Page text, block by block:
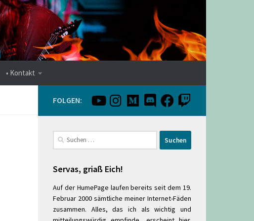
• Kontakt
FOLGEN:
Suchen
nach:
Servas, griaß Eich!
Auf der HumePage laufen bereits seit dem 19.
Februar 2000 sämtliche meiner Internet-Fäden
zusammen. Alles, das ich als wichtig und